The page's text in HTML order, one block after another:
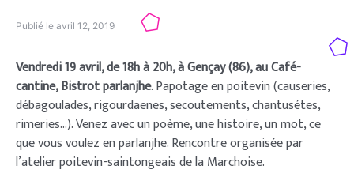
Publié le avril 12, 2019
Vendredi 19 avril, de 18h à 20h, à Gençay (86), au Café-
cantine, Bistrot parlanjhe. Papotage en poitevin (causeries,
débagoulades, rigourdaenes, secoutements, chantusétes,
rimeries…). Venez avec un poème, une histoire, un mot, ce
que vous voulez en parlanjhe. Rencontre organisée par
l’atelier poitevin-saintongeais de la Marchoise.